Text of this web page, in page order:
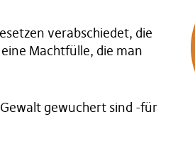
verabschiedet, die
Machtfülle, die man
gewuchert sind -für